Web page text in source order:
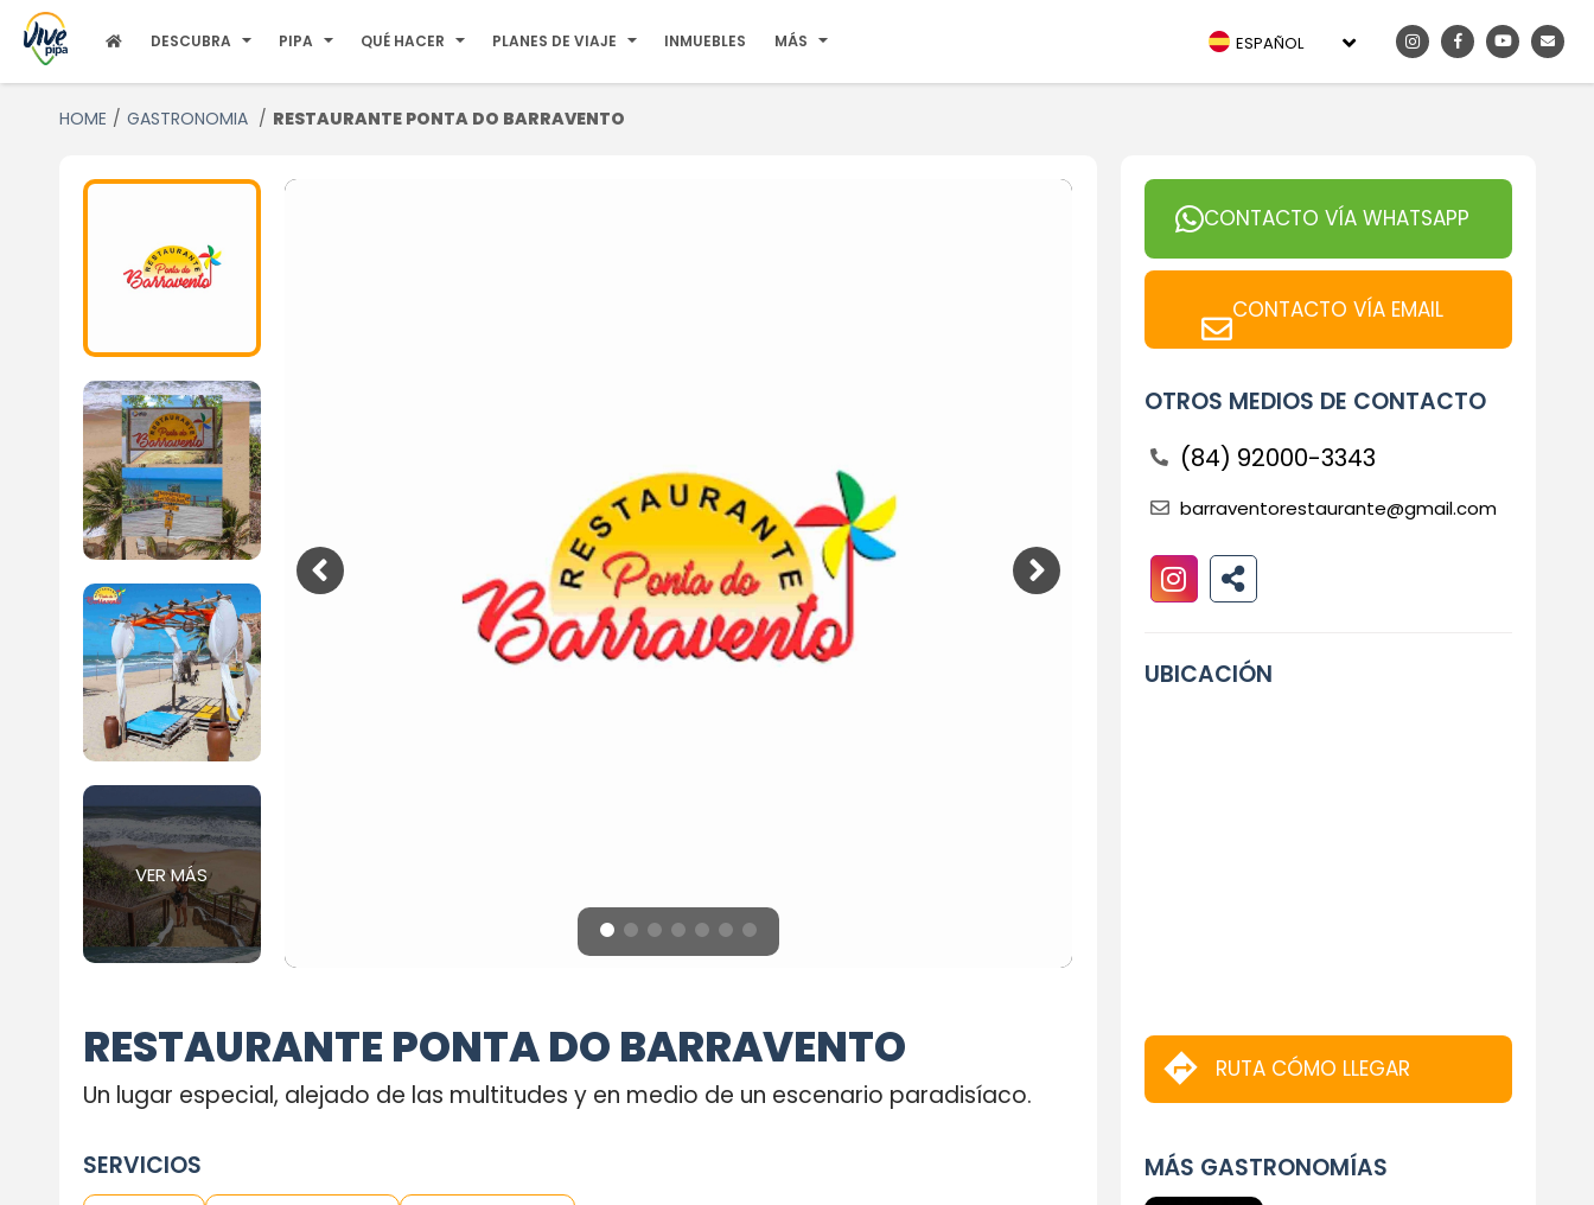
DESCUBRA PIPA QUÉ HACER PLANES DE VIAJE INMUEBLES MÁS ESPAÑOL
HOME GASTRONOMIA RESTAURANTE PONTA DO BARRAVENTO
VER MÁS
RESTAURANTE PONTA DO BARRAVENTO
Un lugar especial, alejado de las multitudes y en medio de un escenario paradisíaco.
SERVICIOS
CONTACTO VÍA WHATSAPP
CONTACTO VÍA EMAIL
OTROS MEDIOS DE CONTACTO
(84) 92000-3343
barraventorestaurante@gmail.com
UBICACIÓN
RUTA CÓMO LLEGAR
MÁS GASTRONOMÍAS